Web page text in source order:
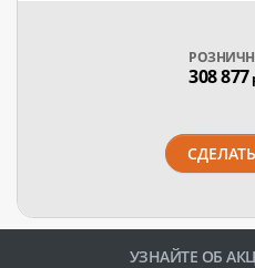
308 877
УЗНАЙТЕ ОБ